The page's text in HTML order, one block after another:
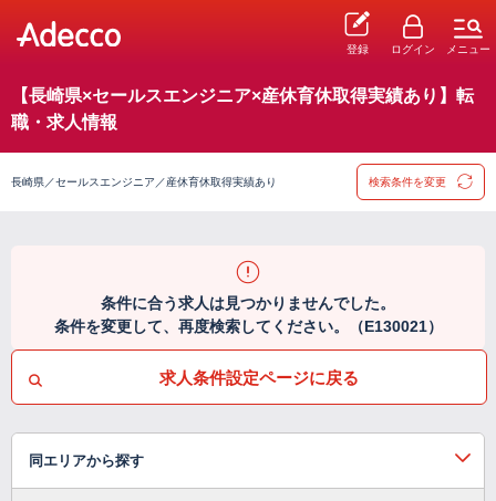
登録 ログイン メニュー
【長崎県×セールスエンジニア×産休育休取得実績あり】転
職・求人情報
長崎県／セールスエンジニア／産休育休取得実績あり 検索条件を変更
条件に合う求人は見つかりませんでした。
条件を変更して、再度検索してください。（E130021）
求人条件設定ページに戻る
同エリアから探す